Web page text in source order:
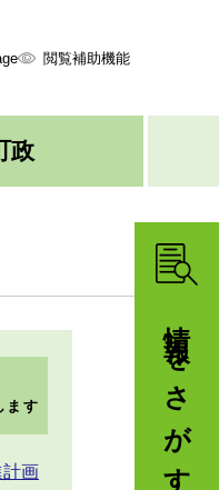
情報をさがす
閲覧補助機能
政
ます
画